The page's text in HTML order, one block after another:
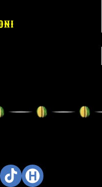
TikTokHukapan